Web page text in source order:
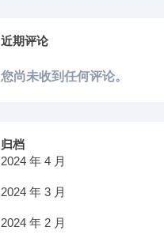
近期评论
您尚未收到任何评论。
归档
2024 年 4 月
2024 年 3 月
2024 年 2 月